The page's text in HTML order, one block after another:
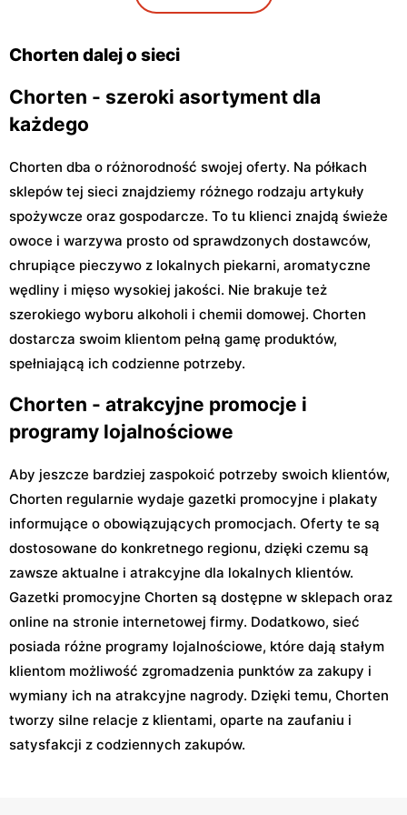
Chorten
Warszawa, ul. Hoża 9
Warszawa, ul. Bohaterów
Warszawa, ul. Władysława
Broniewskiego 74
Warszawa, ul. Obrońców
Tobruku 29/.175
Chorten
Warszawa, ul. Tytoniowa
26
Chorten
Warszawa, ul. Gen. Romana
Abrahama 7a
Chorten
Warszawa, ul. Jana
Olbrachta 34
Warszawa al. Gen.
Antoniego Chruściela
Montera 24
Chorten
Warszawa, ul. Wiązana 7
Warszawa, ul. Inżynierska
15
Chorten
Warszawa, ul. Igańska
28\U4
Chorten
Warszawa, ul. Konotopska
1a\U5
Chorten
Warszawa, ul. Barkocińska
6
Chorten
Warszawa, ul. Bartnicza 13
Chorten
Warszawa, ul. Brata Alberta
15
Chorten
Warszawa, ul. Gen.
Waleriana Czumy 6a
Chorten
Warszawa, ul.
Krasnobrodzka 11
Chorten
Warszawa, ul. Z.
Romaszewskiego 4c
Tatarkiewicza 10a
Chorten
Chorten dalej o sieci
Chorten - szeroki asortyment dla
każdego
Chorten dba o różnorodność swojej oferty. Na półkach
sklepów tej sieci znajdziemy różnego rodzaju artykuły
spożywcze oraz gospodarcze. To tu klienci znajdą świeże
owoce i warzywa prosto od sprawdzonych dostawców,
chrupiące pieczywo z lokalnych piekarni, aromatyczne
wędliny i mięso wysokiej jakości. Nie brakuje też
szerokiego wyboru alkoholi i chemii domowej. Chorten
dostarcza swoim klientom pełną gamę produktów,
spełniającą ich codzienne potrzeby.
Chorten - atrakcyjne promocje i
programy lojalnościowe
Aby jeszcze bardziej zaspokoić potrzeby swoich klientów,
Chorten regularnie wydaje gazetki promocyjne i plakaty
informujące o obowiązujących promocjach. Oferty te są
dostosowane do konkretnego regionu, dzięki czemu są
zawsze aktualne i atrakcyjne dla lokalnych klientów.
Gazetki promocyjne Chorten są dostępne w sklepach oraz
online na stronie internetowej firmy. Dodatkowo, sieć
posiada różne programy lojalnościowe, które dają stałym
klientom możliwość zgromadzenia punktów za zakupy i
wymiany ich na atrakcyjne nagrody. Dzięki temu, Chorten
tworzy silne relacje z klientami, oparte na zaufaniu i
satysfakcji z codziennych zakupów.